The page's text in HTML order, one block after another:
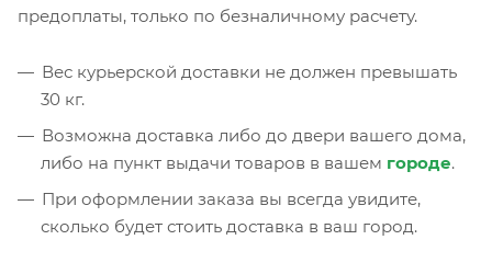
предоплаты, только по безналичному расчету.
Вес курьерской доставки не должен превышать
30 кг.
Возможна доставка либо до двери вашего дома,
либо на пункт выдачи товаров в вашем городе.
При оформлении заказа вы всегда увидите,
сколько будет стоить доставка в ваш город.